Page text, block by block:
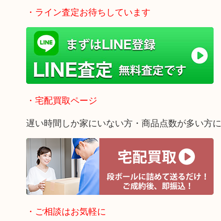
・ライン査定お待ちしています
・宅配買取ページ
遅い時間しか家にいない方・商品点数が多い方
・ご相談はお気軽に